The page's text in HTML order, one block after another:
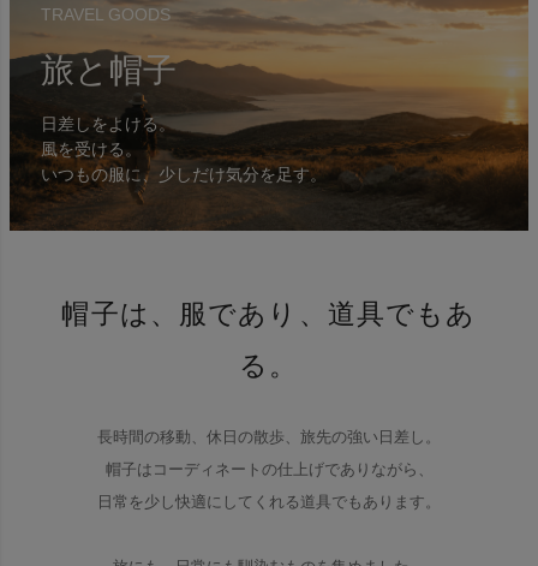
TRAVEL GOODS
旅と帽子
日差しをよける。
風を受ける。
いつもの服に、少しだけ気分を足す。
帽子は、服であり、道具でもあ
る。
長時間の移動、休日の散歩、旅先の強い日差し。
帽子はコーディネートの仕上げでありながら、
日常を少し快適にしてくれる道具でもあります。